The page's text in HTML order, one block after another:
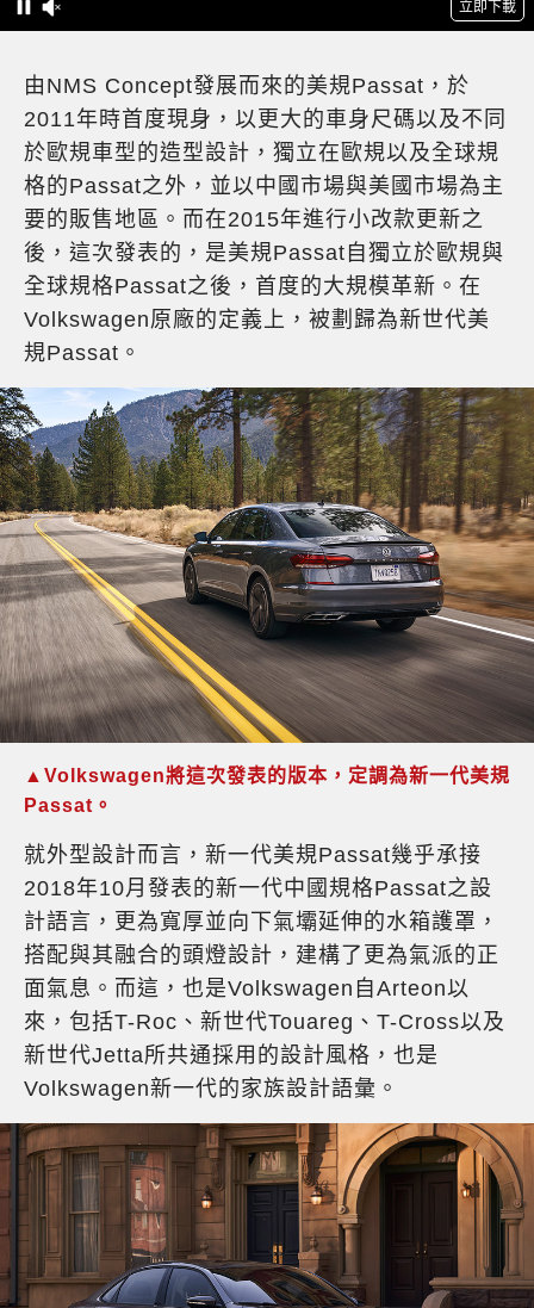
由NMS Concept發展而來的美規Passat，於
2011年時首度現身，以更大的車身尺碼以及不同
於歐規車型的造型設計，獨立在歐規以及全球規
格的Passat之外，並以中國市場與美國市場為主
要的販售地區。而在2015年進行小改款更新之
後，這次發表的，是美規Passat自獨立於歐規與
全球規格Passat之後，首度的大規模革新。在
Volkswagen原廠的定義上，被劃歸為新世代美
規Passat。
▲Volkswagen將這次發表的版本，定調為新一代美規
Passat。
就外型設計而言，新一代美規Passat幾乎承接
2018年10月發表的新一代中國規格Passat之設
計語言，更為寬厚並向下氣壩延伸的水箱護罩，
搭配與其融合的頭燈設計，建構了更為氣派的正
面氣息。而這，也是Volkswagen自Arteon以
來，包括T-Roc、新世代Touareg、T-Cross以及
新世代Jetta所共通採用的設計風格，也是
Volkswagen新一代的家族設計語彙。